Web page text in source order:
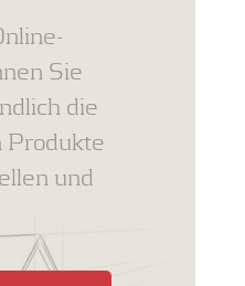
Sie
die
Produkte
und